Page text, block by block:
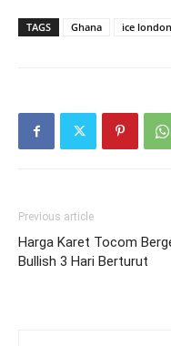
TAGS Ghana ice london
Previous article
Harga Karet Tocom
Bullish 3 Hari Berturut